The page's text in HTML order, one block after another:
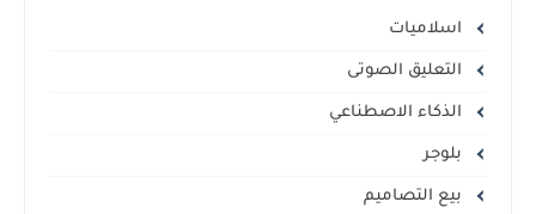
اسلاميات
التعليق الصوتى
الذكاء الاصطناعي
بلوجر
بيع التصاميم